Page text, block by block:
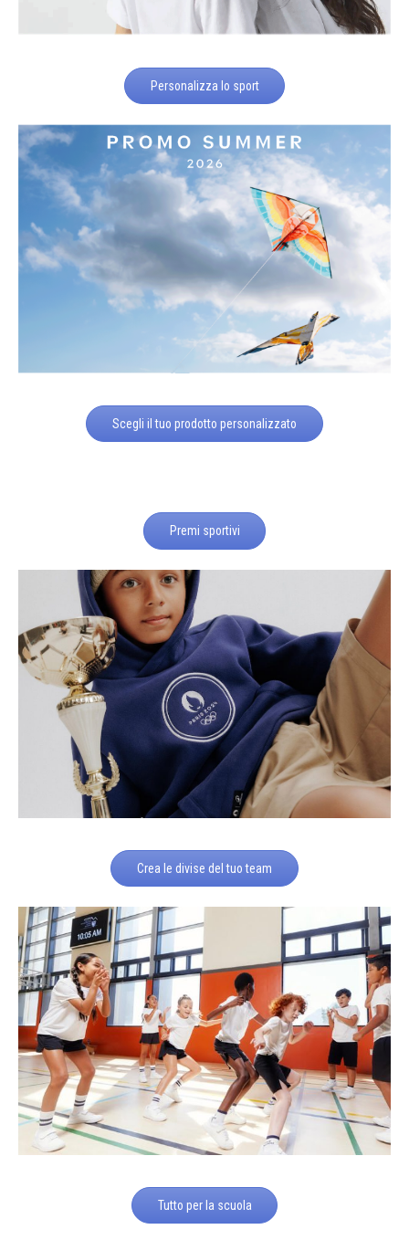
Personalizza lo sport
Scegli il tuo prodotto personalizzato
Premi sportivi
Crea le divise del tuo team
Tutto per la scuola